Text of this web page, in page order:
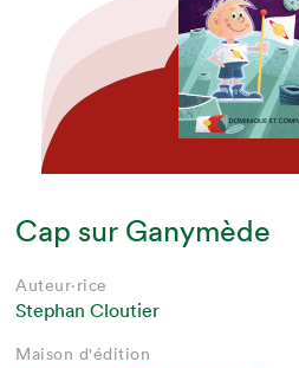
Cap sur Ganymède
Auteur·rice
Stephan Cloutier
Maison d'édition